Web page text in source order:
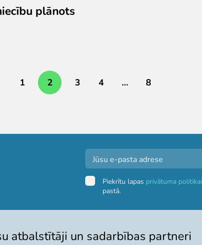
plānots
1 2 3 4 … 8
Piekrītu lapas privātuma politikai
pastā.
atbalstītāji un sadarbības partneri